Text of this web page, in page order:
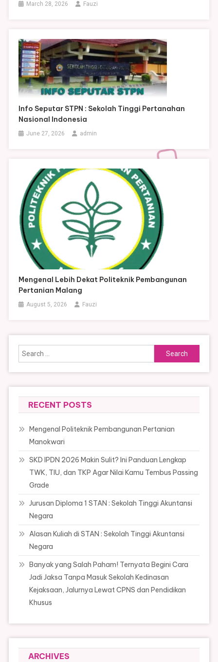
March 28, 2026 Fauzi
Info Seputar STPN : Sekolah Tinggi Pertanahan
Nasional Indonesia
June 27, 2026 admin
Mengenal Lebih Dekat Politeknik Pembangunan
Pertanian Malang
August 5, 2026 Fauzi
Search
for:
RECENT POSTS
Mengenal Politeknik Pembangunan Pertanian
Manokwari
SKD IPDN 2026 Makin Sulit? Ini Panduan Lengkap
TWK, TIU, dan TKP Agar Nilai Kamu Tembus Passing
Grade
Jurusan Diploma 1 STAN : Sekolah Tinggi Akuntansi
Negara
Alasan Kuliah di STAN : Sekolah Tinggi Akuntansi
Negara
Banyak yang Salah Paham! Ternyata Begini Cara
Jadi Jaksa Tanpa Masuk Sekolah Kedinasan
Kejaksaan, Jalurnya Lewat CPNS dan Pendidikan
Khusus
ARCHIVES